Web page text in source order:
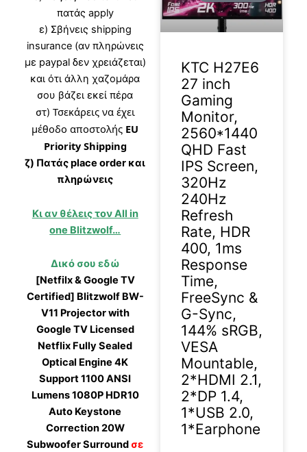
πατάς apply
ε) Σβήνεις shipping
insurance (αν πληρώνεις
με paypal δεν χρειάζεται)
και ότι άλλη χαζομάρα
σου βάζει εκεί πέρα
στ) Τσεκάρεις να έχει
μέθοδο αποστολής EU
Priority Shipping
ζ) Πατάς place order και
πληρώνεις
Κι αν θέλεις τον All in
one Blitzwolf…
Δικό σου εδώ
[Netfilx & Google TV
Certified] Blitzwolf BW-
V11 Projector with
Google TV Licensed
Netflix Fully Sealed
Optical Engine 4K
Support 1100 ANSI
Lumens 1080P HDR10
Auto Keystone
Correction 20W
Subwoofer Surround σε
KTC H27E6
27 inch
Gaming
Monitor,
2560*1440
QHD Fast
IPS Screen,
320Hz
240Hz
Refresh
Rate, HDR
400, 1ms
Response
Time,
FreeSync &
G-Sync,
144% sRGB,
VESA
Mountable,
2*HDMI 2.1,
2*DP 1.4,
1*USB 2.0,
1*Earphone